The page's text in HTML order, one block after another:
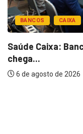
BANCOS CAIXA
Saúde Caixa:
chega...
6 de agosto de 2026